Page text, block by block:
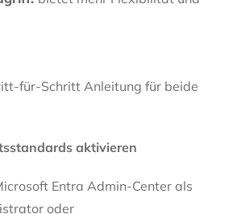
für-Schritt Anleitung für beide
aktivieren
Entra Admin-Center als
oder